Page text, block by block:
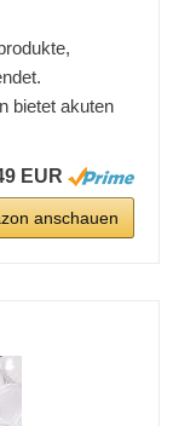
bietet akuten
EUR
anschauen